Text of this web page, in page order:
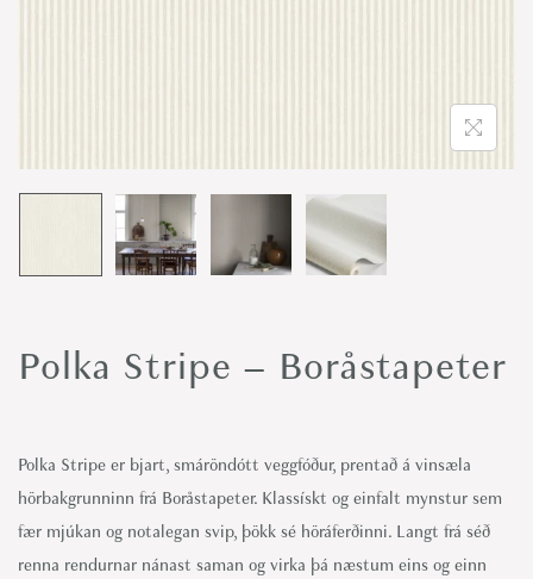
Polka Stripe – Boråstapeter
Polka Stripe er bjart, smáröndótt veggfóður, prentað á vinsæla
hörbakgrunninn frá Boråstapeter. Klassískt og einfalt mynstur sem
fær mjúkan og notalegan svip, þökk sé höráferðinni. Langt frá séð
renna rendurnar nánast saman og virka þá næstum eins og einn